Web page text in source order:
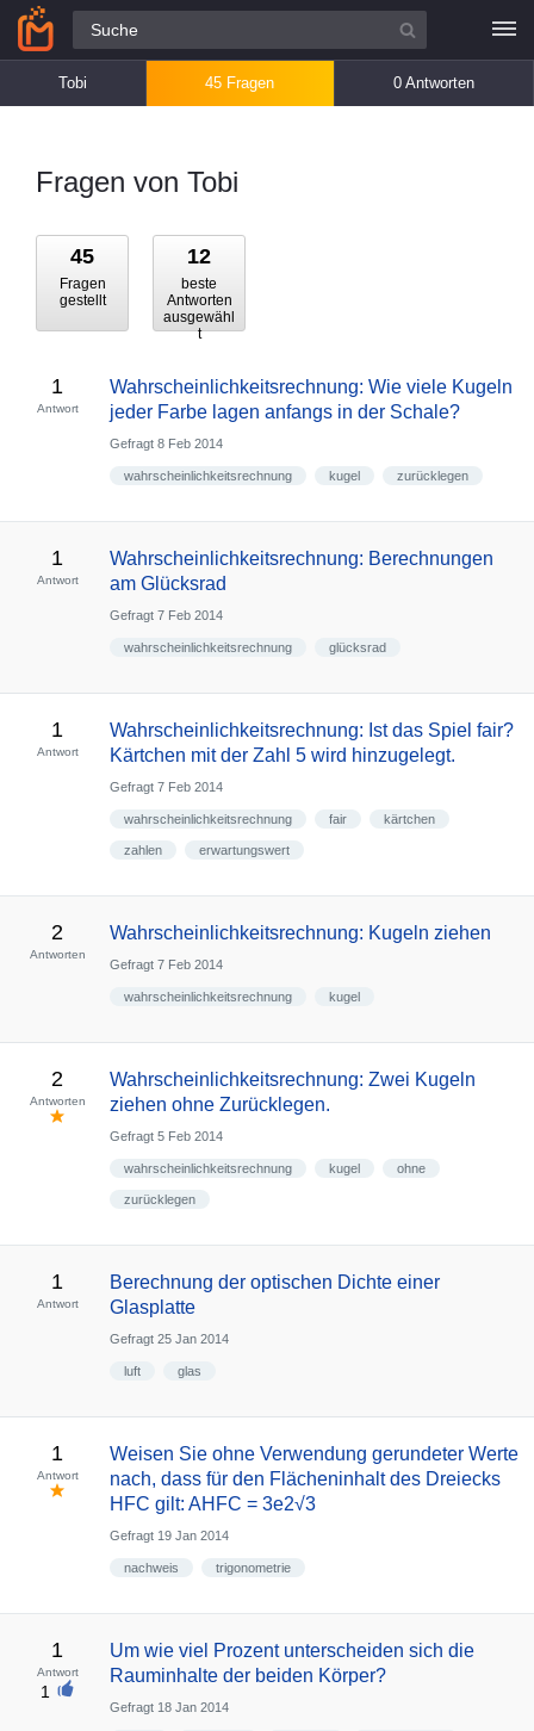
Alle Fragen
Tobi 45 Fragen 0 Antworten
Fragen von Tobi
45
Fragen
gestellt
12
beste
Antworten
ausgewähl
t
1
Antwort
Wahrscheinlichkeitsrechnung: Wie viele Kugeln
jeder Farbe lagen anfangs in der Schale?
Gefragt 8 Feb 2014
wahrscheinlichkeitsrechnung kugel zurücklegen
1
Antwort
Wahrscheinlichkeitsrechnung: Berechnungen
am Glücksrad
Gefragt 7 Feb 2014
wahrscheinlichkeitsrechnung glücksrad
1
Antwort
Wahrscheinlichkeitsrechnung: Ist das Spiel fair?
Kärtchen mit der Zahl 5 wird hinzugelegt.
Gefragt 7 Feb 2014
wahrscheinlichkeitsrechnung fair kärtchen
zahlen erwartungswert
2
Antworten
Wahrscheinlichkeitsrechnung: Kugeln ziehen
Gefragt 7 Feb 2014
wahrscheinlichkeitsrechnung kugel
2
Antworten
Wahrscheinlichkeitsrechnung: Zwei Kugeln
ziehen ohne Zurücklegen.
Gefragt 5 Feb 2014
wahrscheinlichkeitsrechnung kugel ohne
zurücklegen
1
Antwort
Berechnung der optischen Dichte einer
Glasplatte
Gefragt 25 Jan 2014
luft glas
1
Antwort
Weisen Sie ohne Verwendung gerundeter Werte
nach, dass für den Flächeninhalt des Dreiecks
HFC gilt: AHFC = 3e2√3
Gefragt 19 Jan 2014
nachweis trigonometrie
1
Antwort
1
Um wie viel Prozent unterscheiden sich die
Rauminhalte der beiden Körper?
Gefragt 18 Jan 2014